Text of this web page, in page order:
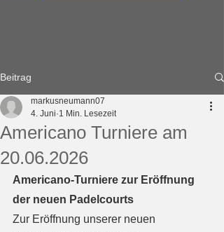
Beitrag
Americano Turniere am
20.06.2026
markusneumann07
4. Juni 1 Min. Lesezeit
Americano-Turniere zur Eröffnung
der neuen Padelcourts
Zur Eröffnung unserer neuen